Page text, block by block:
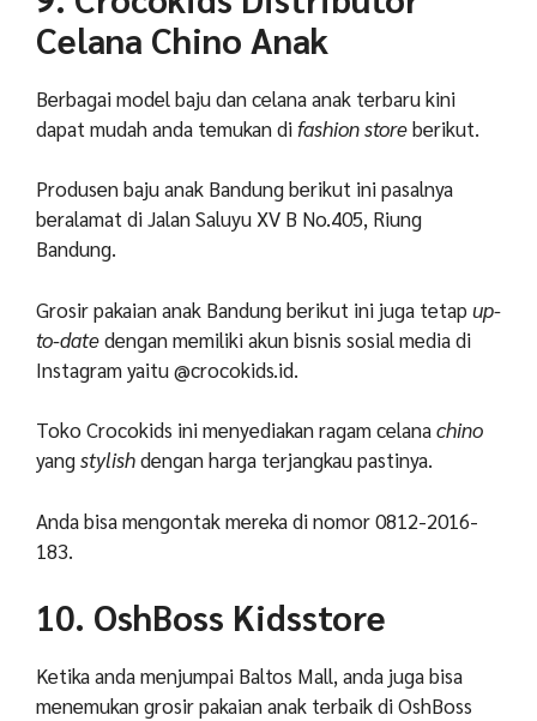
Celana Chino Anak
Berbagai model baju dan celana anak terbaru kini
dapat mudah anda temukan difashion storeberikut.
Produsen baju anak Bandung berikut ini pasalnya
beralamat di Jalan Saluyu XV B No.405, Riung
Bandung.
Grosir pakaian anak Bandung berikut ini juga tetap up-
to-datedengan memiliki akun bisnis sosial media di
Instagram yaitu @crocokids.id.
Toko Crocokids ini menyediakan ragam celanachino
yangstylishdengan harga terjangkau pastinya.
Anda bisa mengontak mereka di nomor 0812-2016-
183.
10. OshBoss Kidsstore
Ketika anda menjumpai Baltos Mall, anda juga bisa
menemukan grosir pakaian anak terbaik di OshBoss